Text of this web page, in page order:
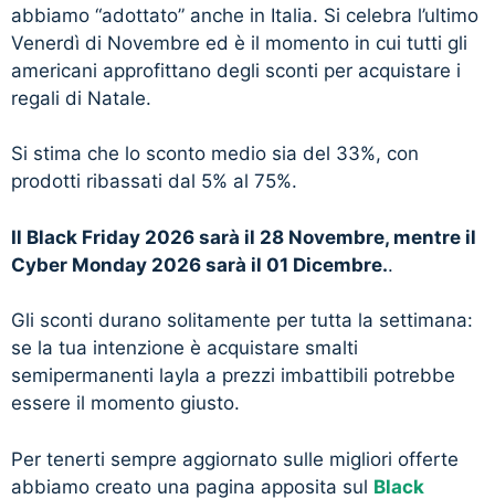
abbiamo “adottato” anche in Italia. Si celebra l’ultimo
Venerdì di Novembre ed è il momento in cui tutti gli
americani approfittano degli sconti per acquistare i
regali di Natale.
Si stima che lo sconto medio sia del 33%, con
prodotti ribassati dal 5% al 75%.
Il Black Friday 2026 sarà il 28 Novembre, mentre il
Cyber Monday 2026 sarà il 01 Dicembre..
Gli sconti durano solitamente per tutta la settimana:
se la tua intenzione è acquistare smalti
semipermanenti layla a prezzi imbattibili potrebbe
essere il momento giusto.
Per tenerti sempre aggiornato sulle migliori offerte
abbiamo creato una pagina apposita sul Black